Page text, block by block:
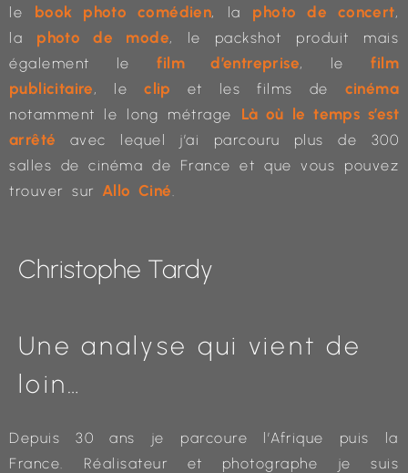
le book photo comédien, la photo de concert,
la photo de mode, le packshot produit mais
également lefilm d’entreprise, lefilm
publicitaire, leclip et les films de cinéma
notamment le long métrage Là où le temps s’est
arrêté avec lequel j’ai parcouru plus de 300
salles de cinéma de France et que vous pouvez
trouver sur Allo Ciné
Christophe Tardy
Une analyse qui vient de
loin…
Depuis 30 ans je parcoure l’Afrique puis la
France. Réalisateur et photographe je suis